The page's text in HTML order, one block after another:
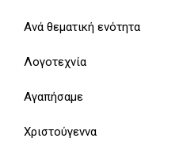
Ανά θεματική ενότητα
Λογοτεχνία
Αγαπήσαμε
Χριστούγεννα